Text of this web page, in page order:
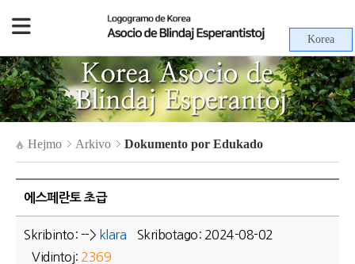
Korea
Hejmo Arkivo Dokumento por Edukado
에스페란토 초급
Skribinto: --> klara
Skribotago: 2024-08-02
Vidintoj: 2369